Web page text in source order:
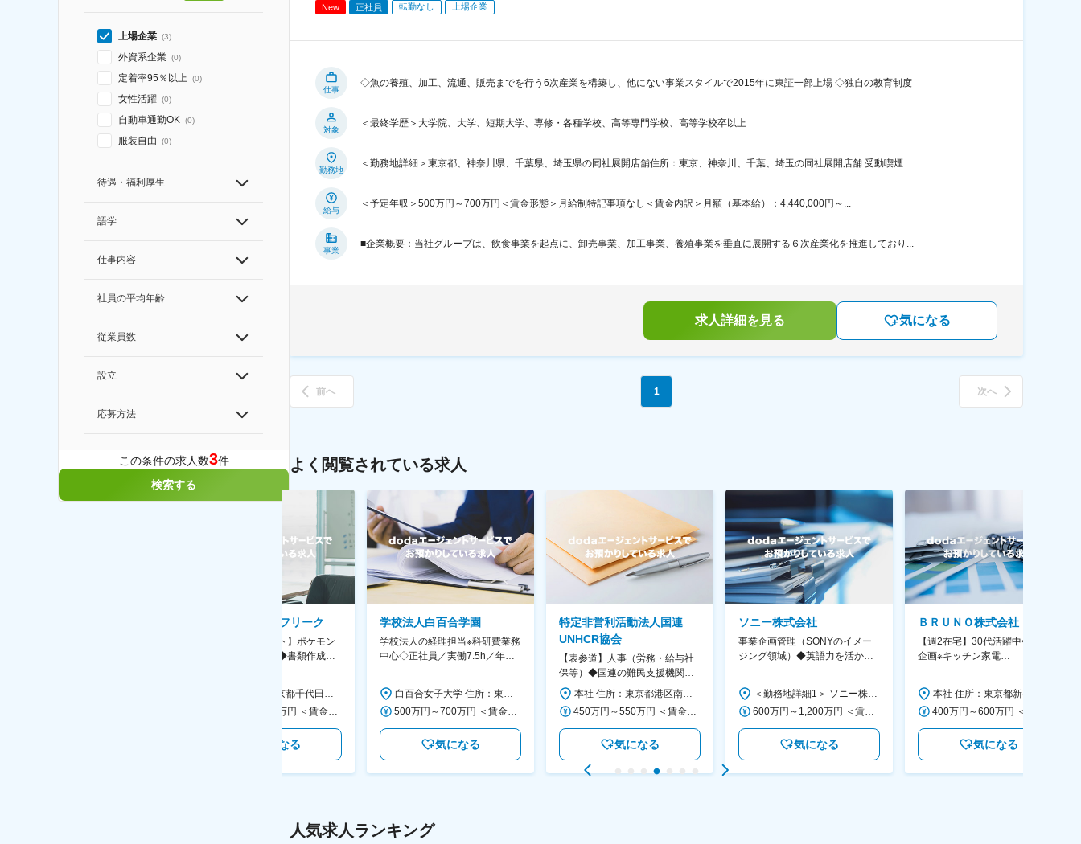
上場企業 (3)
外資系企業 (0)
定着率95％以上 (0)
女性活躍 (0)
自動車通勤OK (0)
服装自由 (0)
待遇・福利厚生
語学
仕事内容
社員の平均年齢
従業員数
設立
応募方法
この条件の求人数3件
検索する
New 正社員 転勤なし 上場企業
仕事
◇魚の養殖、加工、流通、販売までを行う6次産業を構築し、他にない事業スタイルで2015年に東証一部上場 ◇独自の教育制度
対象
＜最終学歴＞大学院、大学、短期大学、専修・各種学校、高等専門学校、高等学校卒以上
勤務地
＜勤務地詳細＞東京都、神奈川県、千葉県、埼玉県の同社展開店舗住所：東京、神奈川、千葉、埼玉の同社展開店舗 受動喫煙...
給与
＜予定年収＞500万円～700万円＜賃金形態＞月給制特記事項なし＜賃金内訳＞月額（基本給）：4,440,000円～...
事業
■企業概要：当社グループは、飲食事業を起点に、卸売事業、加工事業、養殖事業を垂直に展開する６次産業化を推進しており...
求人詳細を見る 気になる
前へ 1 次へ
よく閲覧されている求人
株式会社ゲームフリーク
【庶務アシスタント】ポケモン
シリーズ開発企業◆書類作成・
本社 住所：東京都千代田区神田錦町2-2-1 KANDASQUARE 受動喫煙対策：屋内全面禁煙 変更の範囲：会社の定める事業所
350万円～500万円 ＜賃金形態＞ 月給制 ＜賃金内訳＞ 月額（基本給）：215,000円～307,000円 固定残業手当/月：76,700円～110,000円（固定残業時間45時間0分/月） 超過した時間外労働の残業手当は追加支給 ＜月給＞ 291,700円～417,000円（一律手当を含む） ＜昇給有無＞ 有 ＜残業手当＞ 有 ＜給与補足＞ ※経験・能力を考慮の上、年齢に関わりなく当社規定により優遇します。 賃金はあくまでも目安の金額であり、選考を通じて上下する可能性があります。 月給(月額)は固定手当を含めた表記です。
気になる
学校法人白百合学園
学校法人の経理担当※科研費業務
中心◇正社員／実働7.5h／年休
大学
白百合女子大学 住所：東京都調布市緑ヶ丘1-25 勤務地最寄駅：京王線／仙川駅 受動喫煙対策：屋内全面禁煙 変更の範囲：会社の定める事業所
500万円～700万円 ＜賃金形態＞ 月給制 ＜賃金内訳＞ 月額（基本給）：280,000円～430,000円 ＜月給＞ 280,000円～430,000円 ＜昇給有無＞ 有 ＜残業手当＞ 有 ＜給与補足＞ ※年齢・過去の経験に基づき、本学規定に合わせ決定 【残業手当】有 /残業時間に応じて全額支給（※想定年収に含む） 【各種手当】扶養手当/住宅手当/通勤手当 等 【賞与】年2回（6月、12月） 【昇給】年1回（4月） 賃金はあくまでも目安の金額であり、選考を通じて上下する可能性があります。 月給(月額)は固定手当を含めた表記です。
気になる
特定非営利活動法人国連
UNHCR協会
【表参道】人事（労務・給与社
保等）◆国連の難民支援機関の
活動を支える日本公式支援窓口
◆正職員登用前提
本社 住所：東京都港区南青山6-10-11 ウェスレーセンター3F 勤務地最寄駅：地下鉄各線／表参道駅 受動喫煙対策：屋内全面禁煙 変更の範囲：会社の定める事業所（リモートワーク含む）
450万円～550万円 ＜賃金形態＞ 月給制 ＜賃金内訳＞ 月額（基本給）：340,000円～420,000円 ＜月給＞ 340,000円～420,000円 ＜昇給有無＞ 有 ＜残業手当＞ 有 ＜給与補足＞ ※能力・経験によって決定します。 ■賞与あり（業績評価に応じて支給） 賃金はあくまでも目安の金額であり、選考を通じて上下する可能性があります。 月給(月額)は固定手当を含めた表記です。
気になる
ソニー株式会社
事業企画管理（SONYのイメー
ジング領域）◆英語力を活か
＜勤務地詳細1＞ ソニー株式会社 住所：神奈川県横浜市西区みなとみらい5-1-1 受動喫煙対策：屋内全面禁煙 ＜勤務地詳細2＞ ソニーシティ大崎 住所：東京都品川区大崎2-10-1 勤務地最寄駅：JR線／大崎駅 受動喫煙対策：屋内全面禁煙 変更の範囲：会社の定める事業所（リモートワーク含む）
600万円～1,200万円 ＜賃金形態＞ 月給制 ＜賃金内訳＞ 月額（基本給）：350,000円～500,000円 ＜月給＞ 350,000円～500,000円 ＜昇給有無＞ 有 ＜残業手当＞ 有 ＜給与補足＞ ※年収は経験や能力を考慮の上、当社規定により決定します。 賃金はあくまでも目安の金額であり、選考を通じて上下する可能性があります。 月給(月額)は固定手当を含めた表記です。
気になる
ＢＲＵＮＯ株式会社
【週2在宅】30代活躍中◆商品
企画※キッチン家電
画～調達／働き方◎
気になる
人気求人ランキング